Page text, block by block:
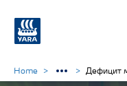
Home Дефицит